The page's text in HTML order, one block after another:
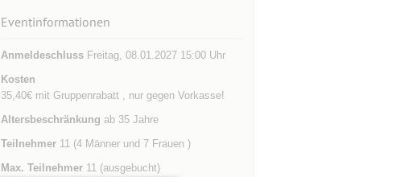
Eventinformationen
AnmeldeschlussFreitag, 08.01.2027 15:00 Uhr
Kosten
35,40€ mit Gruppenrabatt , nur gegen Vorkasse!
Altersbeschränkung ab 35 Jahre
Teilnehmer11 (4 Männer und 7 Frauen )
Max. Teilnehmer11 (ausgebucht)